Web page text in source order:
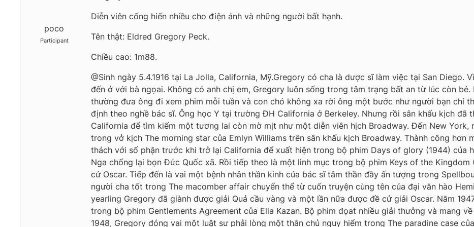
poco
Participant
Diễn viên cống hiến nhiều cho điện ảnh và những người bất hạnh.
Tên thật: Eldred Gregory Peck.
Chiều cao: 1m88.
@Sinh ngày 5.4.1916 tại La Jolla, California, Mỹ.Gregory có cha là dược sĩ làm việc tại San Diego.
đến ở với bà ngọai. Không có anh chị em, Gregory luôn sống trong tâm trạng bất an từ lúc còn
thường đưa ông đi xem phim mỗi tuần và con chó không xa rời ông một bước như người bạn chí
định theo nghề bác sĩ. Ông học Y tại trường ĐH California ở Berkeley. Nhưng rồi sân khấu kịch đã
California để tìm kiếm một tương lai còn mờ mịt như một diễn viên hịch Broadway. Đến New York,
trong vở kịch The morning star của Emlyn Williams trên sân khấu kịch Broadway. Thành công
thách với số phận trước khi trở lại California để xuất hiện trong bộ phim Days of glory (1944) của
Nga chống lại bọn Đức Quốc xã. Rồi tiếp theo là một linh mục trong bộ phim Keys of the
cử Oscar. Tiếp đến là vai một bệnh nhân thần kinh của bác sĩ tâm thần đầy ấn tượng trong
người cha tốt trong The macomber affair chuyển thể từ cuốn truyện cùng tên của đại văn hào
yearling Gregory đã giành được giải Quả cầu vàng và một lần nữa được đề cử giải Oscar. Năm
trong bộ phim Gentlements Agreement của Elia Kazan. Bộ phim đọat nhiều giải thưởng và mang
1948, Gregory đóng vai một luật sư phải lòng một thân chủ nguy hiểm trong The paradine case